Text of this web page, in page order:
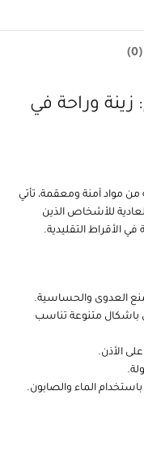
وراحة في
مواد آمنة ومعقمة، تأتي
للأشخاص الذين
الأقراط التقليدية.
العدوى والحساسية.
باشكال متنوعة تناسب
الأذن.
الماء والصابون.